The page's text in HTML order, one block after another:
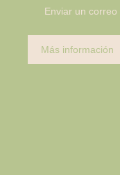
Enviar un correo
Más información